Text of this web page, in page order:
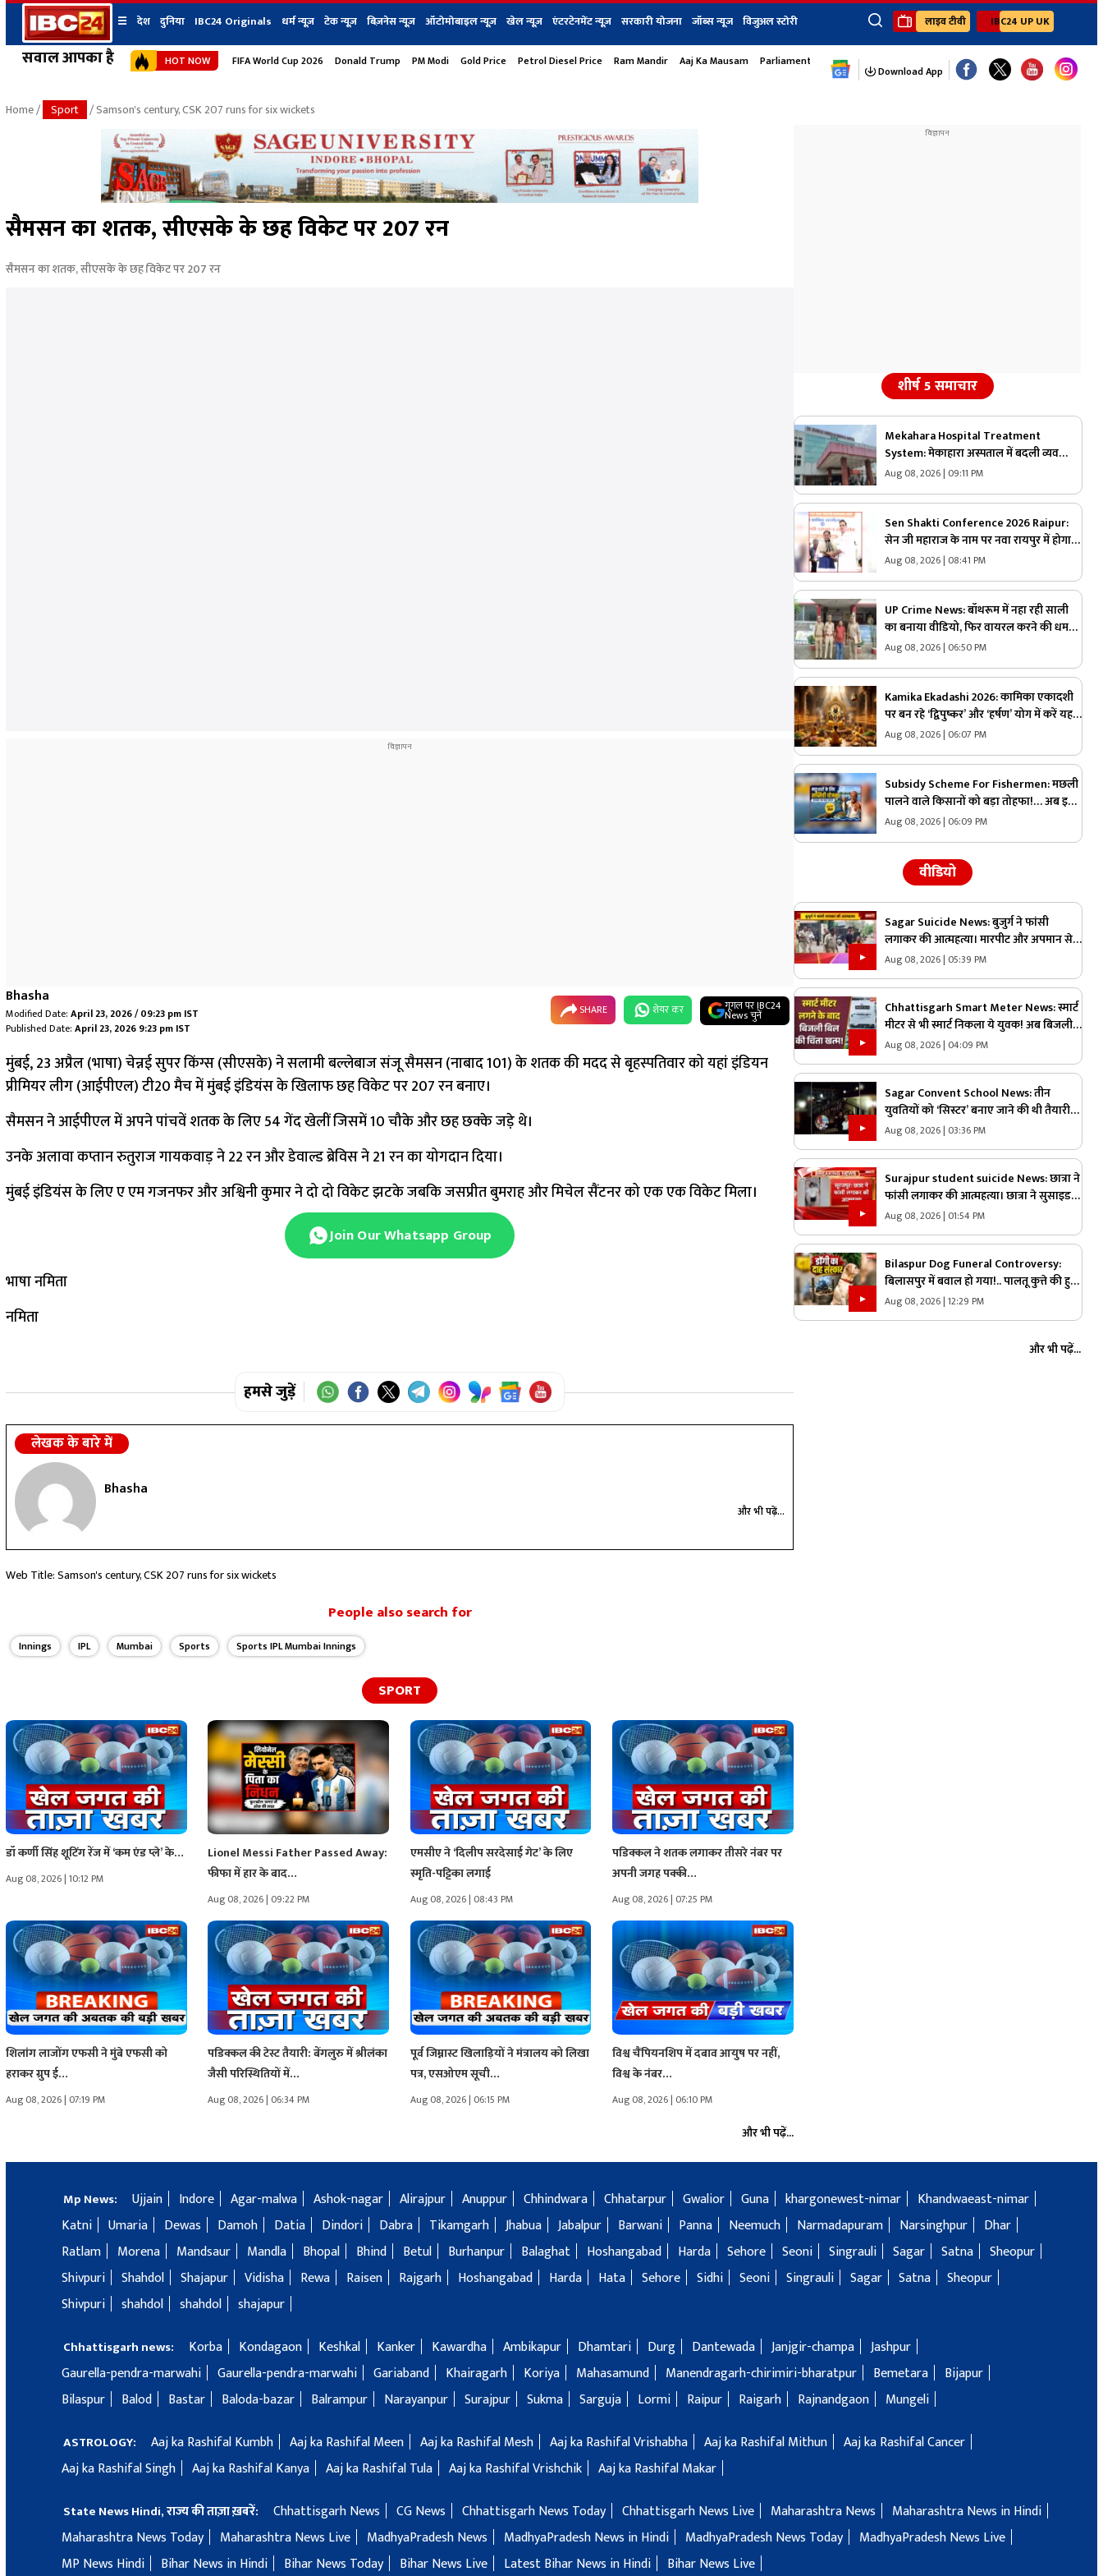
सवाल आपका है
☰ देश दुनिया IBC24 Originals धर्म न्यूज़ टेक न्यूज़ बिज़नेस न्यूज़ ऑटोमोबाइल न्यूज़ खेल न्यूज़ एंटरटेनमेंट न्यूज़ सरकारी योजना जॉब्स न्यूज विजुअल स्टोरी
×
छत्तीसगढ़ न्यूज
उत्तर प्रदेश न्यूज
बिहार न्यूज
उत्तराखंड न्यूज
हिमाचल प्रदेश न्यूज
शहर
भोपाल
जबलपुर
ग्वालियर
रायपुर
बिलासपुर
दुनिया IBC24 Originals जॉब्स न्यूज Youtube Channels
Ibc24 Jankarwan
लाइव टीवी IBC24 UP UK
HOT NOW FIFA World Cup 2026 Donald Trump PM Modi Gold Price Petrol Diesel Price Ram Mandir Aaj Ka Mausam Parliament Monsoon Session
Download App
Home/ Sport / Samson's century, CSK 207 runs for six wickets
सैमसन का शतक, सीएसके के छह विकेट पर 207 रन
सैमसन का शतक, सीएसके के छह विकेट पर 207 रन
Bhasha
Modified Date: April 23, 2026 / 09:23 pm IST
Published Date: April 23, 2026 9:23 pm IST
SHARE शेयर कर गूगल पर IBC24
News चुनें
मुंबई, 23 अप्रैल (भाषा) चेन्नई सुपर किंग्स (सीएसके) ने सलामी बल्लेबाज संजू सैमसन (नाबाद 101) के शतक की मदद से बृहस्पतिवार को यहां इंडियन
प्रीमियर लीग (आईपीएल) टी20 मैच में मुंबई इंडियंस के खिलाफ छह विकेट पर 207 रन बनाए।
सैमसन ने आईपीएल में अपने पांचवें शतक के लिए 54 गेंद खेलीं जिसमें 10 चौके और छह छक्के जडे़ थे।
उनके अलावा कप्तान रुतुराज गायकवाड़ ने 22 रन और डेवाल्ड ब्रेविस ने 21 रन का योगदान दिया।
मुंबई इंडियंस के लिए ए एम गजनफर और अश्विनी कुमार ने दो दो विकेट झटके जबकि जसप्रीत बुमराह और मिचेल सैंटनर को एक एक विकेट मिला।
Join Our Whatsapp Group
भाषा नमिता
नमिता
हमसे जुड़ें
लेखक के बारे में
Bhasha
और भी पढ़ें...
Web Title: Samson's century, CSK 207 runs for six wickets
People also search for
Innings IPL Mumbai Sports Sports IPL Mumbai Innings
SPORT
डॉ कर्णी सिंह शूटिंग रेंज में ‘कम एंड प्ले’ के…
Aug 08, 2026 | 10:12 PM
Lionel Messi Father Passed Away:
फीफा में हार के बाद…
Aug 08, 2026 | 09:22 PM
एमसीए ने ‘दिलीप सरदेसाई गेट’ के लिए
स्मृति-पट्टिका लगाई
Aug 08, 2026 | 08:43 PM
पडिक्कल ने शतक लगाकर तीसरे नंबर पर
अपनी जगह पक्की…
Aug 08, 2026 | 07:25 PM
शिलांग लाजोंग एफसी ने मुंबे एफसी को
हराकर ग्रुप ई…
Aug 08, 2026 | 07:19 PM
पडिक्कल की टेस्ट तैयारी: बेंगलुरु में श्रीलंका
जैसी परिस्थितियों में…
Aug 08, 2026 | 06:34 PM
पूर्व जिम्नास्ट खिलाड़ियों ने मंत्रालय को लिखा
पत्र, एसओएम सूची…
Aug 08, 2026 | 06:15 PM
विश्व चैंपियनशिप में दबाव आयुष पर नहीं,
विश्व के नंबर…
Aug 08, 2026 | 06:10 PM
और भी पढ़ें...
शीर्ष 5 समाचार
Mekahara Hospital Treatment
System: मेकाहारा अस्पताल में बदली व्यवस्था!
गंभीर मरीजों को अब ऐसे मिलेगी इमरजेंसी वार्ड
Aug 08, 2026 | 09:11 PM
Sen Shakti Conference 2026 Raipur:
सेन जी महाराज के नाम पर नवा रायपुर में होगा
चौक, केश शिल्पी सम्मान समारोह में सीएम साय
लाख रुपए देगी सरकार
Aug 08, 2026 | 08:41 PM
UP Crime News: बॉथरूम में नहा रही साली
का बनाया वीडियो, फिर वायरल करने की धमकी
दे रहा था जीजा, परेशान युवती ने उठाया ये
Aug 08, 2026 | 06:50 PM
Kamika Ekadashi 2026: कामिका एकादशी
पर बन रहे ‘द्विपुष्कर’ और ‘हर्षण’ योग में करें यह
एक अचूक साधना, मिलेगा “वाजपेय” यज्ञ का
Aug 08, 2026 | 06:07 PM
Subsidy Scheme For Fishermen: मछली
पालने वाले किसानों को बड़ा तोहफा!… अब इस
चीज की खरीदी पर सरकार देगी 70 प्रतिशत की
Aug 08, 2026 | 06:09 PM
वीडियो
Sagar Suicide News: बुजुर्ग ने फांसी
लगाकर की आत्महत्या। मारपीट और अपमान से
आहत होकर लगाई फांसी
Aug 08, 2026 | 05:39 PM
Chhattisgarh Smart Meter News: स्मार्ट
मीटर से भी स्मार्ट निकला ये युवक! अब बिजली
बिल की चिंता खत्म |
Aug 08, 2026 | 04:09 PM
Sagar Convent School News: तीन
युवतियों को ‘सिस्टर’ बनाए जाने की थी तैयारी…
तभी आ धमके हिन्दू संगठन के लोग और पुलिस,
स्कूल में मचा बवाल
Aug 08, 2026 | 03:36 PM
Surajpur student suicide News: छात्रा ने
फांसी लगाकर की आत्महत्या। छात्रा ने सुसाइड
नोट में माता-पिता से मांगी माफी
Aug 08, 2026 | 01:54 PM
Bilaspur Dog Funeral Controversy:
बिलासपुर में बवाल हो गया!.. पालतू कुत्ते की हुई
मौत तो लेकर पहुंचे श्मशान, किया दाह संस्कार
तो शुरू हो गया हंगामा
Aug 08, 2026 | 12:29 PM
और भी पढ़ें...
Mp News: Ujjain Indore Agar-malwa Ashok-nagar Alirajpur Anuppur Chhindwara Chhatarpur Gwalior Guna khargonewest-nimar
Khandwaeast-nimar
Katni
Umaria Dewas Damoh Datia Dindori Dabra Tikamgarh Jhabua Jabalpur Barwani Panna Neemuch Narmadapuram Narsinghpur
Dhar
Ratlam
Morena Mandsaur Mandla Bhopal Bhind Betul Burhanpur Balaghat Hoshangabad Harda Sehore Seoni Singrauli Sagar Satna
Sheopur
Shivpuri
Shahdol Shajapur Vidisha Rewa Raisen Rajgarh Hoshangabad Harda Hata Sehore Sidhi Seoni Singrauli Sagar Satna
Sheopur
Shivpuri
shahdol shahdol shajapur
Chhattisgarh news: Korba Kondagaon Keshkal Kanker Kawardha Ambikapur Dhamtari Durg Dantewada Janjgir-champa
Jashpur
Gaurella-pendra-marwahi
Gaurella-pendra-marwahi Gariaband Khairagarh Koriya Mahasamund Manendragarh-chirimiri-bharatpur Bemetara
Bijapur
Bilaspur
Balod Bastar Baloda-bazar Balrampur Narayanpur Surajpur Sukma Sarguja Lormi Raipur Raigarh Rajnandgaon Mungeli
ASTROLOGY: Aaj ka Rashifal Kumbh Aaj ka Rashifal Meen Aaj ka Rashifal Mesh Aaj ka Rashifal Vrishabha Aaj ka Rashifal Mithun
Aaj ka Rashifal Cancer
Aaj ka Rashifal Singh
Aaj ka Rashifal Kanya Aaj ka Rashifal Tula Aaj ka Rashifal Vrishchik Aaj ka Rashifal Makar
State News Hindi, राज्य की ताज़ा ख़बरें: Chhattisgarh News CG News Chhattisgarh News Today Chhattisgarh News Live Maharashtra News
Maharashtra News in Hindi
Maharashtra News Today
Maharashtra News Live MadhyaPradesh News MadhyaPradesh News in Hindi MadhyaPradesh News Today
MadhyaPradesh News Live
MP News Hindi
Bihar News in Hindi Bihar News Today Bihar News Live Latest Bihar News in Hindi Bihar News Live